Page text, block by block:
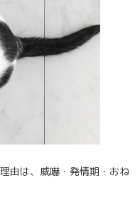
由は、威嚇・発情期・おね